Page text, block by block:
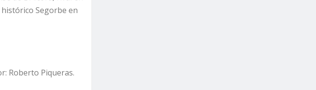
Segorbe en
Roberto Piqueras.